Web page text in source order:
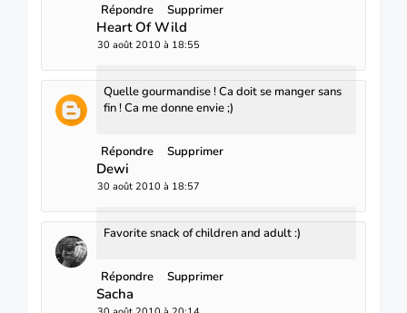
Répondre Supprimer
Heart Of Wild
30 août 2010 à 18:55
Quelle gourmandise ! Ca doit se manger sans
fin ! Ca me donne envie ;)
Répondre Supprimer
Dewi
30 août 2010 à 18:57
Favorite snack of children and adult :)
Répondre Supprimer
Sacha